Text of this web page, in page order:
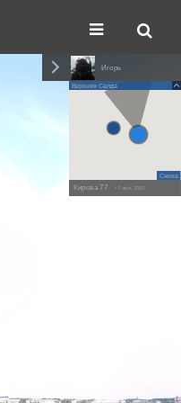
Игорь
Верхняя Салда
Схема
Кирова 77 • 7 июл. 2020